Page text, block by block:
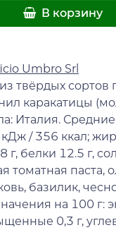
В корзину
Umbro Srl
твёрдых
каракатицы
Италия.
/ 356 ккал;
г, белки 12.5 г,
томатная
базилик,
на 100 г:
0,3 г,